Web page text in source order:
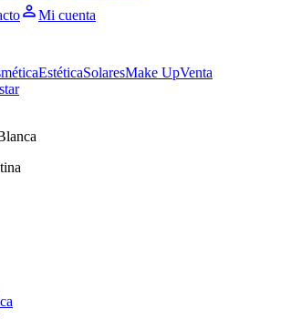
Mi cuenta
EstéticaSolaresMake UpVenta